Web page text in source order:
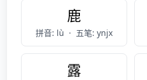
鹿
拼音: lù · 五笔: ynjx
露